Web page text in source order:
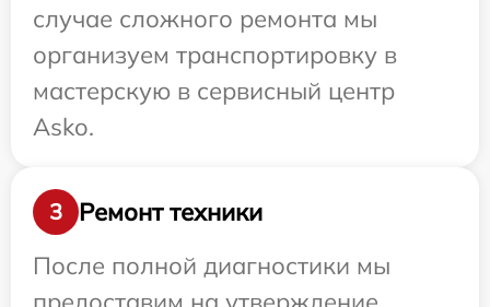
случае сложного ремонта мы
организуем транспортировку в
мастерскую в сервисный центр
Asko.
3
Ремонт техники
После полной диагностики мы